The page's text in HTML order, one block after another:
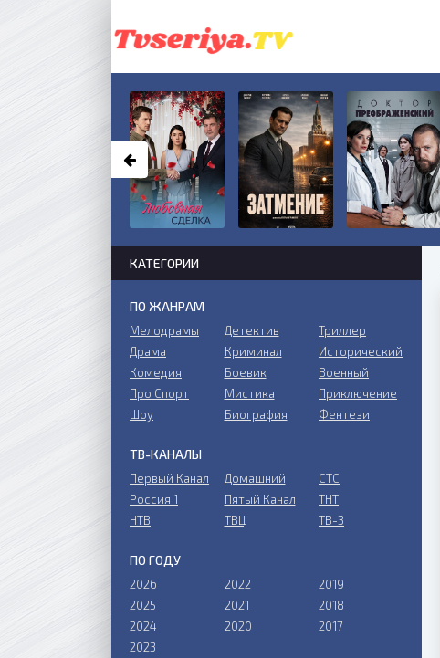
КАТЕГОРИИ
ПО ЖАНРАМ
Мелодрамы
Драма
Комедия
Про Спорт
Шоу
Детектив
Криминал
Боевик
Мистика
Биография
Триллер
Исторический
Военный
Приключение
Фентези
ТВ-КАНАЛЫ
Первый Канал
Россия 1
НТВ
Домашний
Пятый Канал
ТВЦ
СТС
ТНТ
ТВ-3
ПО ГОДУ
2026
2025
2024
2023
2022
2021
2020
2019
2018
2017